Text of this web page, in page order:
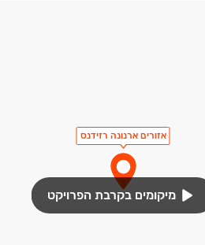
אזורים ארנונה רזידנס
מיקומים בקרבת הפרויקט